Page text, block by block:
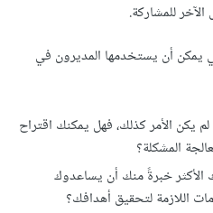
للمشاركة.
يمكن أن يستخدمها المديرون في
الأمر كذلك، فهل يمكنك اقتراح
المشكلة؟
الأكثر خبرةً منك أن يساعدوك
اللازمة لتحقيق أهدافك؟